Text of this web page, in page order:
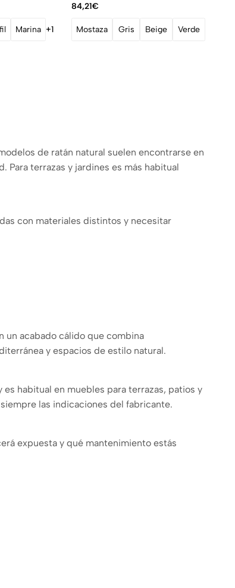
Marina +1
84,21€
Mostaza Gris Beige Verde
de ratán natural suelen encontrarse en
Para terrazas y jardines es más habitual
con materiales distintos y necesitar
un acabado cálido que combina
y espacios de estilo natural.
habitual en muebles para terrazas, patios y
las indicaciones del fabricante.
expuesta y qué mantenimiento estás